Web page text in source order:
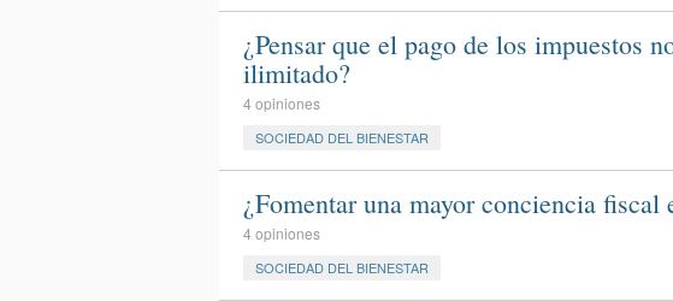
¿Pensar que el pago de los impuestos
ilimitado?
4 opiniones
SOCIEDAD DEL BIENESTAR
¿Fomentar una mayor conciencia fiscal
4 opiniones
SOCIEDAD DEL BIENESTAR